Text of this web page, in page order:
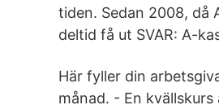
tiden. Sedan 2008, då
deltid få ut SVAR: A-
Här fyller din
månad. - En